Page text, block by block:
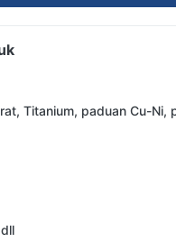
Titanium, paduan Cu-Ni,